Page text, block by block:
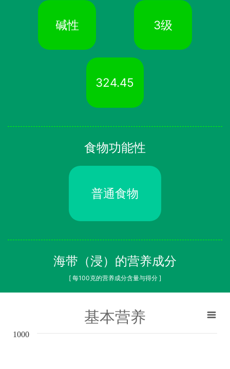
碱性 3级
324.45
食物功能性
普通食物
海带（浸）的营养成分
[ 每100克的营养成分含量与得分 ]
基本营养
1000